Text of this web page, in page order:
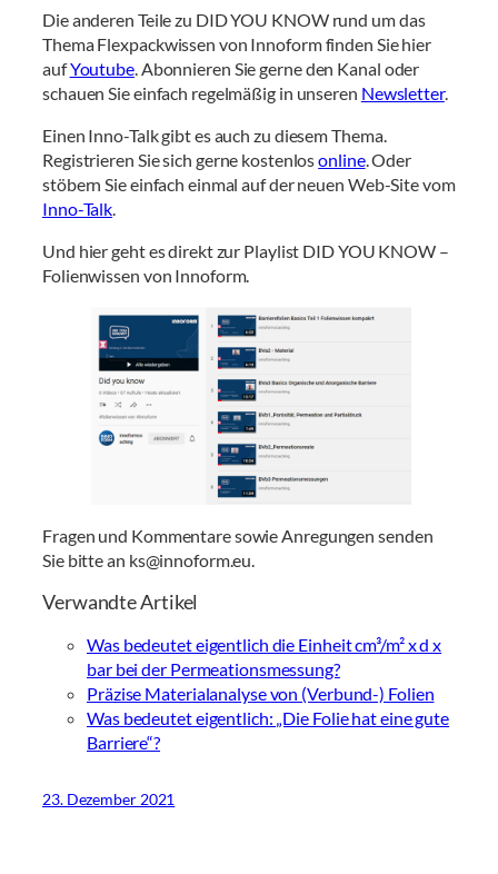
Die anderen Teile zu DID YOU KNOW rund um das
Thema Flexpackwissen von Innoform finden Sie hier
aufYoutube. Abonnieren Sie gerne den Kanal oder
schauen Sie einfach regelmäßig in unseren Newsletter.
Einen Inno-Talk gibt es auch zu diesem Thema.
Registrieren Sie sich gerne kostenlosonline. Oder
stöbern Sie einfach einmal auf der neuen Web-Site vom
Inno-Talk.
Und hier geht es direkt zur Playlist DID YOU KNOW –
Folienwissen von Innoform.
Fragen und Kommentare sowie Anregungen senden
Sie bitte an ks@innoform.eu.
Verwandte Artikel
Was bedeutet eigentlich die Einheit cm³/m² x d x
bar bei der Permeationsmessung?
Präzise Materialanalyse von (Verbund-) Folien
Was bedeutet eigentlich: „Die Folie hat eine gute
Barriere“?
23. Dezember 2021